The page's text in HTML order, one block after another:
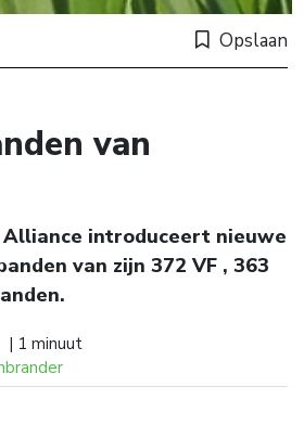
Opslaan
van
introduceert nieuwe
van zijn 372 VF , 363
| 1 minuut